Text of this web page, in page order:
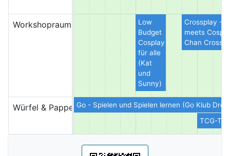
Workshopraum - Saal Florenz
Würfel & Pappe
Low
Budget
Cosplay
für alle
(Kat
und
Sunny)
Crossplay -
meets
Chan
Go - Spielen und Spielen lernen (Go Klub
TCG-